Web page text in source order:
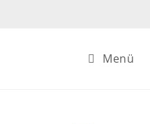
Menü